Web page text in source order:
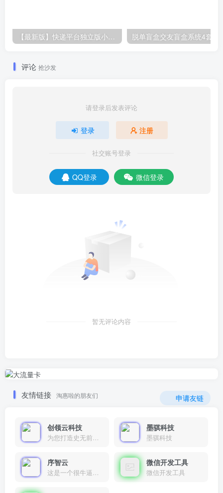
评论 抢沙发
请登录后发表评论
登录 注册
社交账号登录
QQ登录 微信登录
暂无评论内容
友情链接 淘惠啦的朋友们 申请友链
创领云科技
为您打造史无前例的应用产品带您认识新时代产品的创新
墨骐科技
墨骐科技
序智云
这是一个很牛逼的开发者，要开发找他准行！
微信开发工具
微信开发工具